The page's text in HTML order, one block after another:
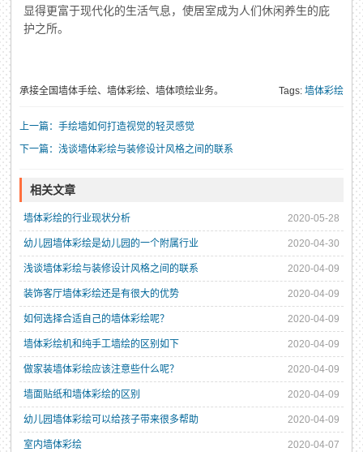
显得更富于现代化的生活气息，使居室成为人们休闲养生的庇
护之所。
承接全国墙体手绘、墙体彩绘、墙体喷绘业务。 Tags: 墙体彩绘
上一篇：手绘墙如何打造视觉的轻灵感觉
下一篇：浅谈墙体彩绘与装修设计风格之间的联系
相关文章
2020-05-28
墙体彩绘的行业现状分析
2020-04-30
幼儿园墙体彩绘是幼儿园的一个附属行业
2020-04-09
浅谈墙体彩绘与装修设计风格之间的联系
2020-04-09
装饰客厅墙体彩绘还是有很大的优势
2020-04-09
如何选择合适自己的墙体彩绘呢？
2020-04-09
墙体彩绘机和纯手工墙绘的区别如下
2020-04-09
做家装墙体彩绘应该注意些什么呢？
2020-04-09
墙面贴纸和墙体彩绘的区别
2020-04-09
幼儿园墙体彩绘可以给孩子带来很多帮助
2020-04-07
室内墙体彩绘